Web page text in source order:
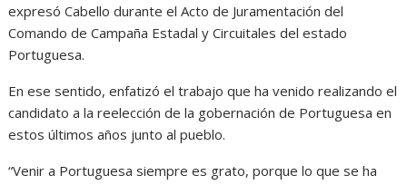
expresó Cabello durante el Acto de Juramentación del
Comando de Campaña Estadal y Circuitales del estado
Portuguesa.
En ese sentido, enfatizó el trabajo que ha venido realizando el
candidato a la reelección de la gobernación de Portuguesa en
estos últimos años junto al pueblo.
“Venir a Portuguesa siempre es grato, porque lo que se ha